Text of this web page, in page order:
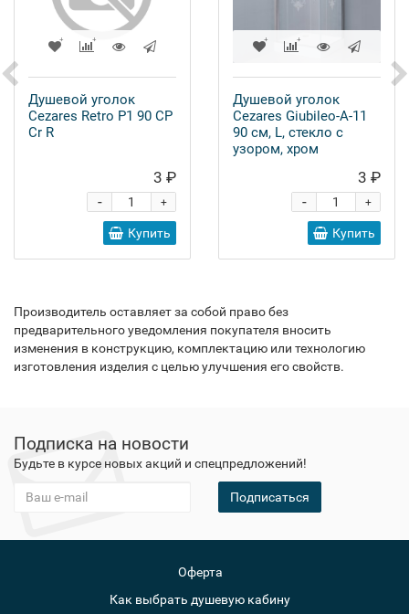
Душевой уголок
Cezares Retro P1 90 CP
Cr R
3 ₽
+
-
Купить
Душевой уголок
Cezares Giubileo-A-11
90 см, L, стекло с
узором, хром
3 ₽
+
-
Купить
Производитель оставляет за собой право без
предварительного уведомления покупателя вносить
изменения в конструкцию, комплектацию или технологию
изготовления изделия с целью улучшения его свойств.
Подписка на новости
Будьте в курсе новых акций и спецпредложений!
Подписаться
Оферта
Как выбрать душевую кабину